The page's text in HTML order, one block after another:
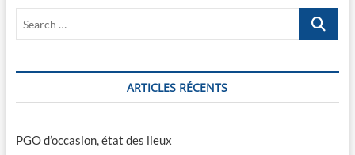
Search
ARTICLES RÉCENTS
PGO d’occasion, état des lieux